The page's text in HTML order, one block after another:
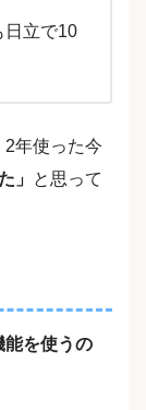
日立で10
2年使った今
」 と思って
能を使うの